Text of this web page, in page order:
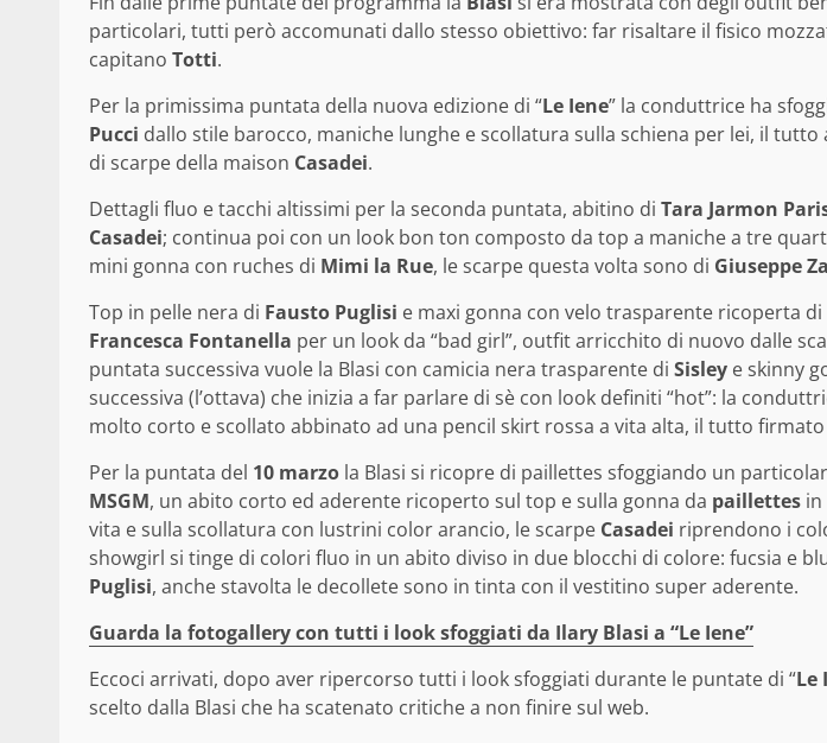
particolari, tutti però accomunati dallo stesso obiettivo: far risaltare il fisico
capitano Totti.
Per la primissima puntata della nuova edizione di “Le Iene” la conduttrice ha
Pucci dallo stile barocco, maniche lunghe e scollatura sulla schiena per lei, il
di scarpe della maison Casadei.
Dettagli fluo e tacchi altissimi per la seconda puntata, abitino di Tara Jarmon
Casadei; continua poi con un look bon ton composto da top a maniche a tre
mini gonna con ruches di Mimi la Rue, le scarpe questa volta sono di Giuseppe
Top in pelle nera di Fausto Puglisi e maxi gonna con velo trasparente ricoperta
Francesca Fontanella per un look da “bad girl”, outfit arricchito di nuovo dalle
puntata successiva vuole la Blasi con camicia nera trasparente di Sisley e skinny
successiva (l’ottava) che inizia a far parlare di sè con look definiti “hot”: la
molto corto e scollato abbinato ad una pencil skirt rossa a vita alta, il tutto firmato
Per la puntata del 10 marzo la Blasi si ricopre di paillettes sfoggiando un
MSGM, un abito corto ed aderente ricoperto sul top e sulla gonna da paillettes
vita e sulla scollatura con lustrini color arancio, le scarpe Casadei riprendono i
showgirl si tinge di colori fluo in un abito diviso in due blocchi di colore: fucsia e
Puglisi, anche stavolta le decollete sono in tinta con il vestitino super aderente.
Guarda la fotogallery con tutti i look sfoggiati da Ilary Blasi a “Le Iene”
Eccoci arrivati, dopo aver ripercorso tutti i look sfoggiati durante le puntate di “Le
scelto dalla Blasi che ha scatenato critiche a non finire sul web.